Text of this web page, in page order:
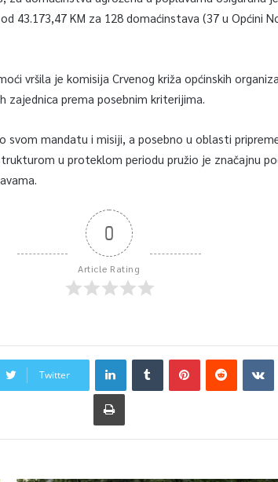
43.173,47 KM za 128 domaćinstava (37 u Općini
vršila je komisija Crvenog križa općinskih
zajednica prema posebnim kriterijima.
svom mandatu i misiji, a posebno u oblasti
u proteklom periodu pružio je značajnu
0
Article Rating
Twitter